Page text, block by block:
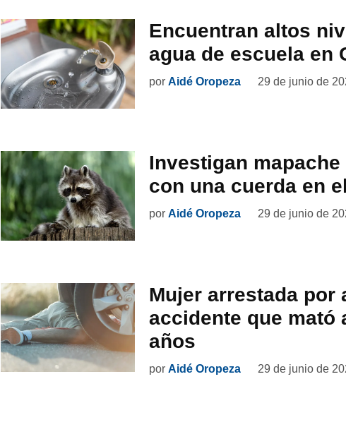
Encuentran altos
agua de escuela en
por Aidé Oropeza 29 de junio de
Investigan
con una cuerda en
por Aidé Oropeza 29 de junio de
Mujer arrestada por
accidente que mató
años
por Aidé Oropeza 29 de junio de